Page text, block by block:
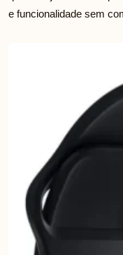
e funcionalidade sem